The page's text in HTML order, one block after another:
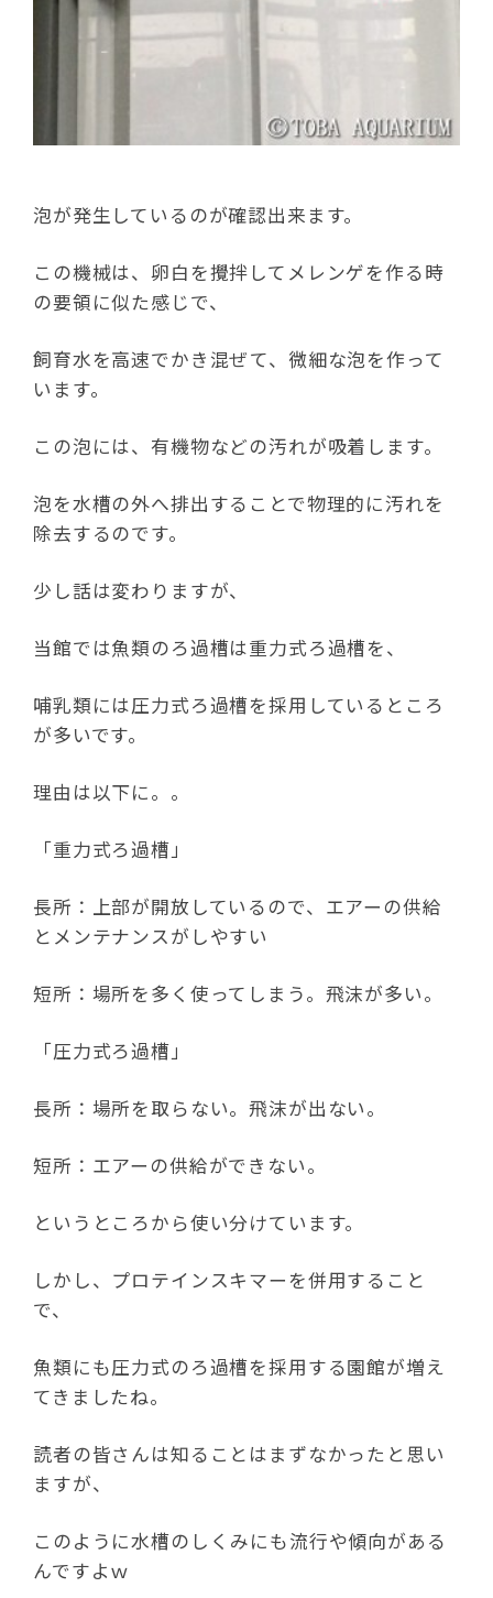
泡が発生しているのが確認出来ます。
この機械は、卵白を攪拌してメレンゲを作る時
の要領に似た感じで、
飼育水を高速でかき混ぜて、微細な泡を作って
います。
この泡には、有機物などの汚れが吸着します。
泡を水槽の外へ排出することで物理的に汚れを
除去するのです。
少し話は変わりますが、
当館では魚類のろ過槽は重力式ろ過槽を、
哺乳類には圧力式ろ過槽を採用しているところ
が多いです。
理由は以下に。。
「重力式ろ過槽」
長所：上部が開放しているので、エアーの供給
とメンテナンスがしやすい
短所：場所を多く使ってしまう。飛沫が多い。
「圧力式ろ過槽」
長所：場所を取らない。飛沫が出ない。
短所：エアーの供給ができない。
というところから使い分けています。
しかし、プロテインスキマーを併用すること
で、
魚類にも圧力式のろ過槽を採用する園館が増え
てきましたね。
読者の皆さんは知ることはまずなかったと思い
ますが、
このように水槽のしくみにも流行や傾向がある
んですよｗ